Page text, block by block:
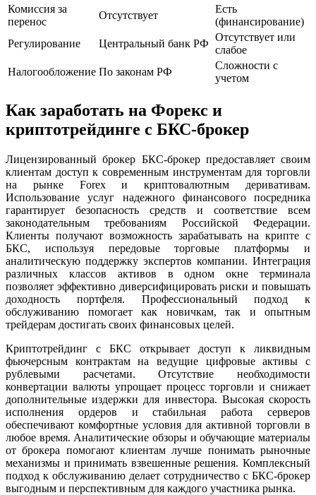
Комиссия за
перенос
Отсутствует
Есть
(финансирование)
Регулирование
Центральный банк РФ
Отсутствует или
слабое
Налогообложение По законам РФ
Сложности с
учетом
Как заработать на Форекс и
криптотрейдинге с БКС-брокер
Лицензированный брокер БКС-брокер предоставляет своим
клиентам доступ к современным инструментам для торговли
на рынке Forex и криптовалютным деривативам.
Использование услуг надежного финансового посредника
гарантирует безопасность средств и соответствие всем
законодательным требованиям Российской Федерации.
Клиенты получают возможность зарабатывать на крипте с
БКС, используя передовые торговые платформы и
аналитическую поддержку экспертов компании. Интеграция
различных классов активов в одном окне терминала
позволяет эффективно диверсифицировать риски и повышать
доходность портфеля. Профессиональный подход к
обслуживанию помогает как новичкам, так и опытным
трейдерам достигать своих финансовых целей.
Криптотрейдинг с БКС открывает доступ к ликвидным
фьючерсным контрактам на ведущие цифровые активы с
рублевыми расчетами. Отсутствие необходимости
конвертации валюты упрощает процесс торговли и снижает
дополнительные издержки для инвестора. Высокая скорость
исполнения ордеров и стабильная работа серверов
обеспечивают комфортные условия для активной торговли в
любое время. Аналитические обзоры и обучающие материалы
от брокера помогают клиентам лучше понимать рыночные
механизмы и принимать взвешенные решения. Комплексный
подход к обслуживанию делает сотрудничество с БКС-брокер
выгодным и перспективным для каждого участника рынка.